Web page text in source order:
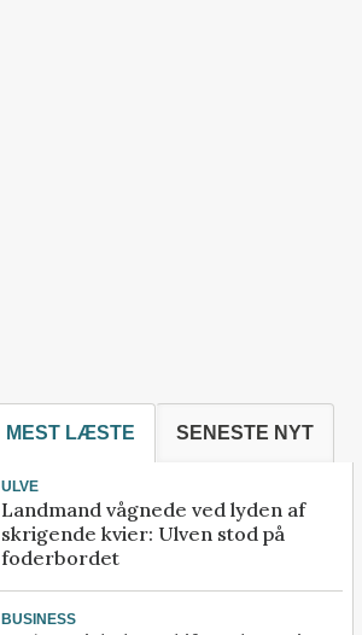
MEST LÆSTE SENESTE NYT
ULVE
Landmand vågnede ved lyden af
skrigende kvier: Ulven stod på
foderbordet
BUSINESS